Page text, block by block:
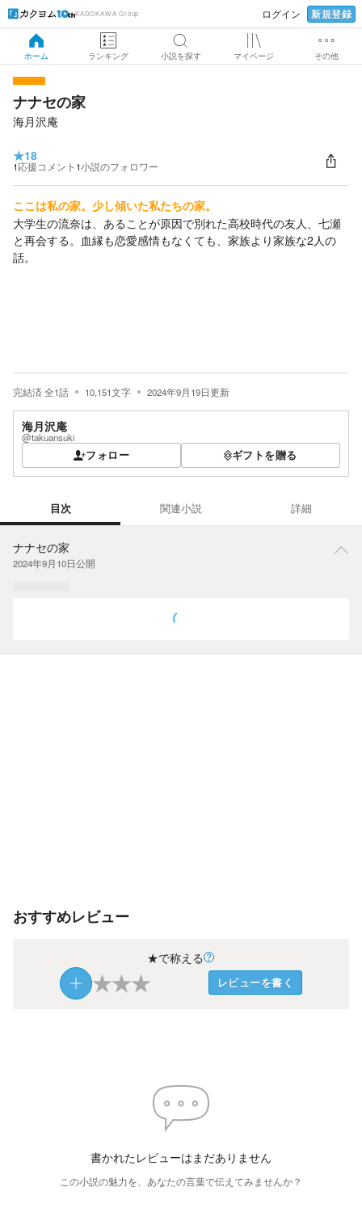
KADOKAWA Group ログイン 新規登録
ホーム ランキング 小説を探す マイページ その他
ナナセの家
海月沢庵
★18
1応援コメント 1小説のフォロワー
ここは私の家。少し傾いた私たちの家。
大学生の流奈は、あることが原因で別れた高校時代の友人、七瀬
と再会する。血縁も恋愛感情もなくても、家族より家族な2人の
話。
完結済全1話 10,151文字 2024年9月19日更新
海月沢庵
@takuansuki
フォロー ギフトを贈る
目次 関連小説 詳細
ナナセの家
2024年9月10日公開
おすすめレビュー
★で称える
★★★ レビューを書く
書かれたレビューはまだありません
この小説の魅力を、あなたの言葉で伝えてみませんか？